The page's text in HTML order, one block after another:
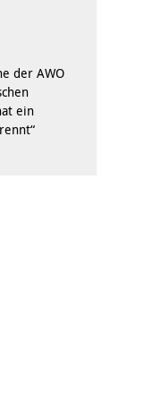
der AWO
ein